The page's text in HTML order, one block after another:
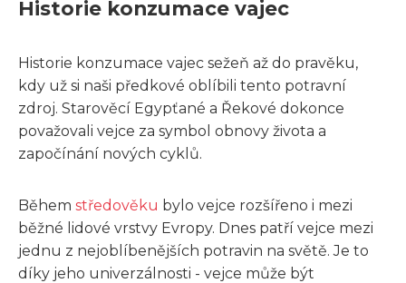
Historie konzumace vajec
Historie konzumace vajec sežeň až do pravěku,
kdy už si naši předkové oblíbili tento potravní
zdroj. Starověcí Egypťané a Řekové dokonce
považovali vejce za symbol obnovy života a
započínání nových cyklů.
Během středověku bylo vejce rozšířeno i mezi
běžné lidové vrstvy Evropy. Dnes patří vejce mezi
jednu z nejoblíbenějších potravin na světě. Je to
díky jeho univerzálnosti - vejce může být